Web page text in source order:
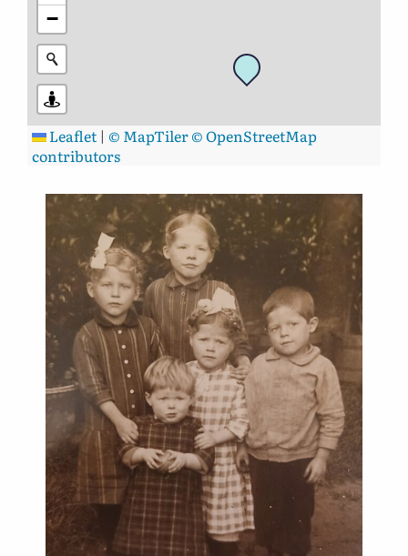
−
Leaflet | © MapTiler© OpenStreetMap
contributors